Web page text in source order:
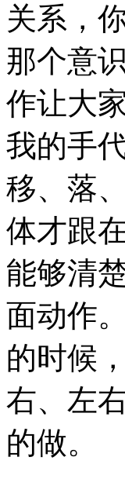
关系，
那个意
作让大
我的手
移、落
体才跟
能够清
面动作
的时候
右、左
的做。